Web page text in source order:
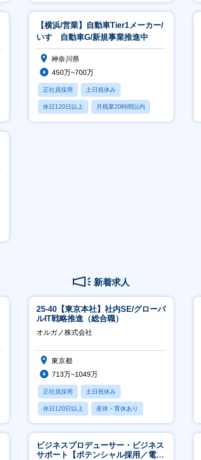
賞与あり
【横浜/営業】⾃動⾞Tier1メーカー/
いすゞ⾃動⾞G/新規事業推進中
神奈川県
450万~700万
正社員採用 土日祝休み
休日120日以上 月残業20時間以内
賞与あり
新着求人
25-40【東京本社】社内SE/グローバ
ルIT戦略推進（総合職）
オルガノ株式会社
東京都
713万~1049万
正社員採用 土日祝休み
休日120日以上 産休・育休あり
月残業20時間以内
ビジネスプロデューサー・ビジネス
サポート【ポテンシャル採用／電